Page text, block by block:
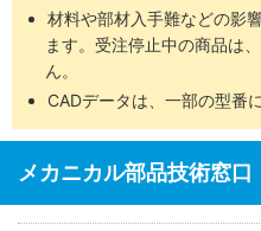
材料や部材入手難などの影
ます。受注停止中の商品は
ん。
CADデータは、一部の型番
メカニカル部品技術窓口